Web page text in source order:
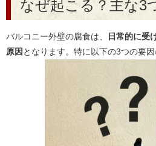
なぜ起こる？主な3
バルコニー外壁の腐食は、
日常的に受
原因 となります。特に以下の3つの要因